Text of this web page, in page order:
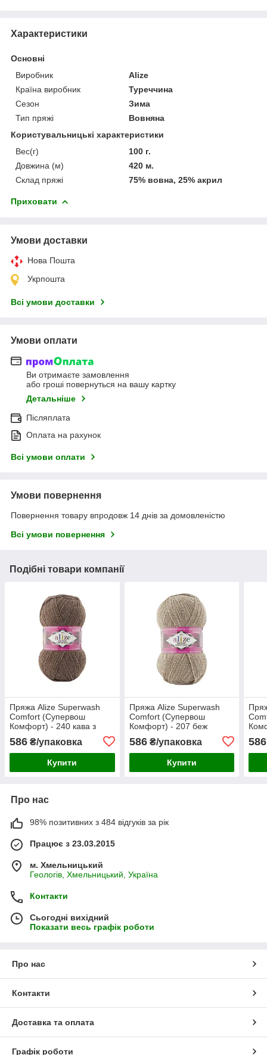
Характеристики
Основні
Виробник
Alize
Країна виробник
Туреччина
Сезон
Зима
Тип пряжі
Вовняна
Користувальницькі характеристики
Вес(г)
100 г.
Довжина (м)
420 м.
Склад пряжі
75% вовна, 25% акрил
Приховати
Умови доставки
Нова Пошта
Укрпошта
Всі умови доставки
Умови оплати
Ви отримаєте замовлення
або гроші повернуться на вашу картку
Детальніше
Післяплата
Оплата на рахунок
Всі умови оплати
Умови повернення
Повернення товару впродовж 14 днів за домовленістю
Всі умови повернення
Подібні товари компанії
Пряжа Alize Superwash
Comfort (Супервош
Комфорт) - 240 кава з
586 ₴/упаковка
Купити
Пряжа Alize Superwash
Comfort (Супервош
Комфорт) - 207 беж
586₴/упаковка
Купити
586
Про нас
98% позитивних з 484 відгуків за рік
Працює з 23.03.2015
м. Хмельницький
Геологів, Хмельницький, Україна
Контакти
Сьогодні вихідний
Показати весь графік роботи
Про нас
Контакти
Доставка та оплата
Графік роботи